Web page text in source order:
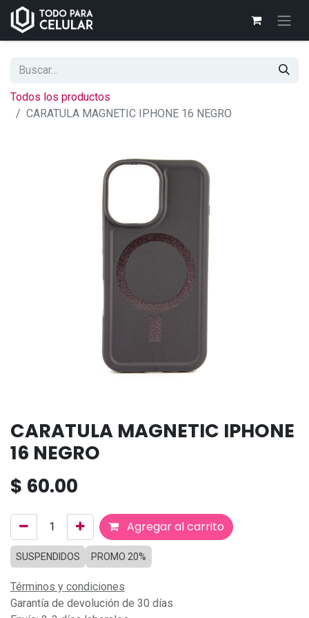
Todos los productos
CARATULA MAGNETIC IPHONE 16 NEGRO
CARATULA MAGNETIC IPHONE
16 NEGRO
$ 60.00
Agregar al carrito
SUSPENDIDOS PROMO 20%
Términos y condiciones
Garantía de devolución de 30 días